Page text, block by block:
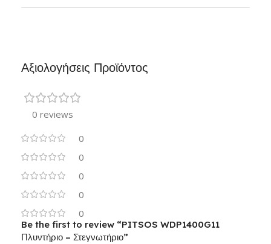
Αξιολογήσεις Προϊόντος
0 reviews
0
0
0
0
0
Be the first to review “PITSOS WDP1400G11
Πλυντήριο – Στεγνωτήριο”